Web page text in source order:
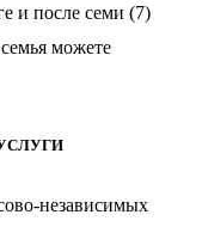
и после семи (7)
можете
независимых